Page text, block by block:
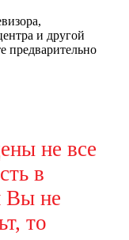
и другой
предварительно
не все
в
Вы не
то